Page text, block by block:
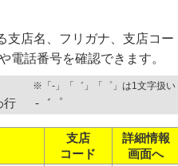
支店名、フリガナ、支店コー
電話番号を確認できます。
※「-」「゛」「゜」は1文字扱い
行 -゛゜
支店
コード
詳細情報
画面へ